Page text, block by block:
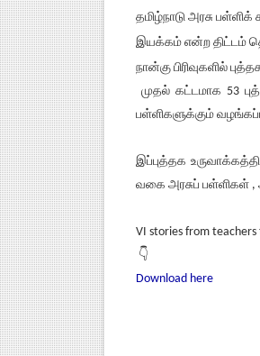
தமிழ்நாடு அரசு
இயக்கம் என்ற திட்டம்
நான்கு பிரிவுகளில்
முதல் கட்டமாக 53
பள்ளிகளுக்கும்
இப்புத்தக
வகை அரசுப் பள்ளிகள் ,
VI stories from teachers
👇
Download here